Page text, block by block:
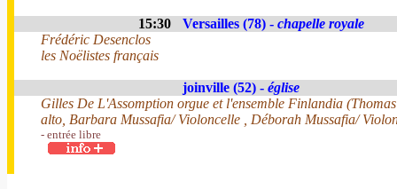
15:30 Versailles (78) - chapelle royale
Frédéric Desenclos
les Noëlistes français
joinville (52) - église
Gilles De L'Assomption orgue et l'ensemble Finlandia
alto, Barbara Mussafia/ Violoncelle , Déborah Mussafia/
- entrée libre